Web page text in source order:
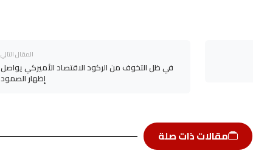
المقال التالي
في ظل التخوف من الركود الاقتصاد الأميركي يواصل
إظهار الصمود
مقالات ذات صلة